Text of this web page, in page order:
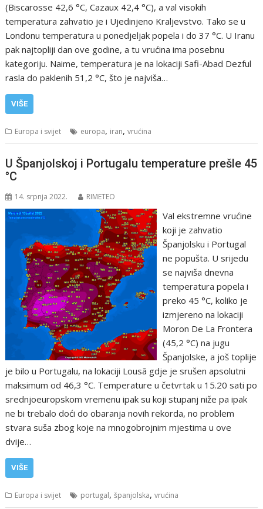
(Biscarosse 42,6 °C, Cazaux 42,4 °C), a val visokih
temperatura zahvatio je i Ujedinjeno Kraljevstvo. Tako se u
Londonu temperatura u ponedjeljak popela i do 37 °C. U Iranu
pak najtopliji dan ove godine, a tu vrućina ima posebnu
kategoriju. Naime, temperatura je na lokaciji Safi-Abad Dezful
rasla do paklenih 51,2 °C, što je najviša…
VIŠE
Europa i svijet europa, iran,vrućina
U Španjolskoj i Portugalu temperature prešle 45
°C
14. srpnja 2022. RIMETEO
Val ekstremne vrućine
koji je zahvatio
Španjolsku i Portugal
ne popušta. U srijedu
se najviša dnevna
temperatura popela i
preko 45 °C, koliko je
izmjereno na lokaciji
Moron De La Frontera
(45,2 °C) na jugu
Španjolske, a još toplije
je bilo u Portugalu, na lokaciji Lousã gdje je srušen apsolutni
maksimum od 46,3 °C. Temperature u četvrtak u 15.20 sati po
srednjoeuropskom vremenu ipak su koji stupanj niže pa ipak
ne bi trebalo doći do obaranja novih rekorda, no problem
stvara suša zbog koje na mnogobrojnim mjestima u ove
dvije…
VIŠE
Europa i svijet portugal,španjolska,vrućina